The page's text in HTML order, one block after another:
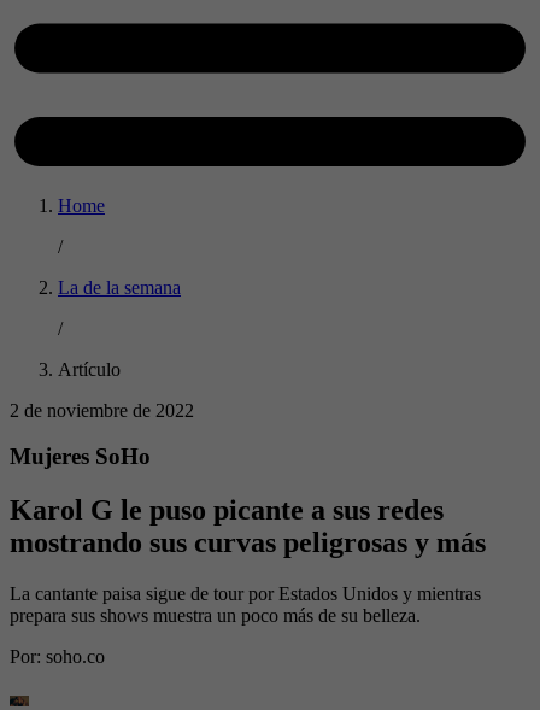
Home
/
La de la semana
/
Artículo
2 de noviembre de 2022
Mujeres SoHo
Karol G le puso picante a sus redes
mostrando sus curvas peligrosas y más
La cantante paisa sigue de tour por Estados Unidos y mientras
prepara sus shows muestra un poco más de su belleza.
Por: soho.co